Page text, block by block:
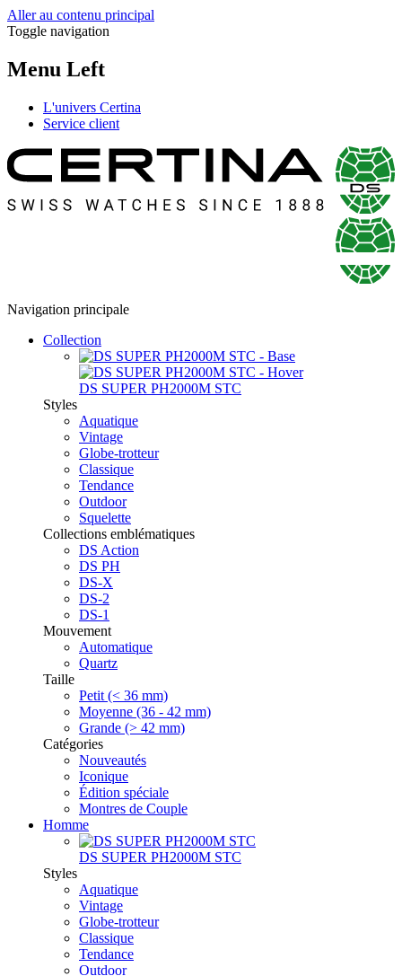
Aller au contenu principal
Toggle navigation
Menu Left
L'univers Certina
Service client
Navigation principale
Collection
DS SUPER PH2000M STC
Styles
Aquatique
Vintage
Globe-trotteur
Classique
Tendance
Outdoor
Squelette
Collections emblématiques
DS Action
DS PH
DS-X
DS-2
DS-1
Mouvement
Automatique
Quartz
Taille
Petit (< 36 mm)
Moyenne (36 - 42 mm)
Grande (> 42 mm)
Catégories
Nouveautés
Iconique
Édition spéciale
Montres de Couple
Homme
DS SUPER PH2000M STC
Styles
Aquatique
Vintage
Globe-trotteur
Classique
Tendance
Outdoor